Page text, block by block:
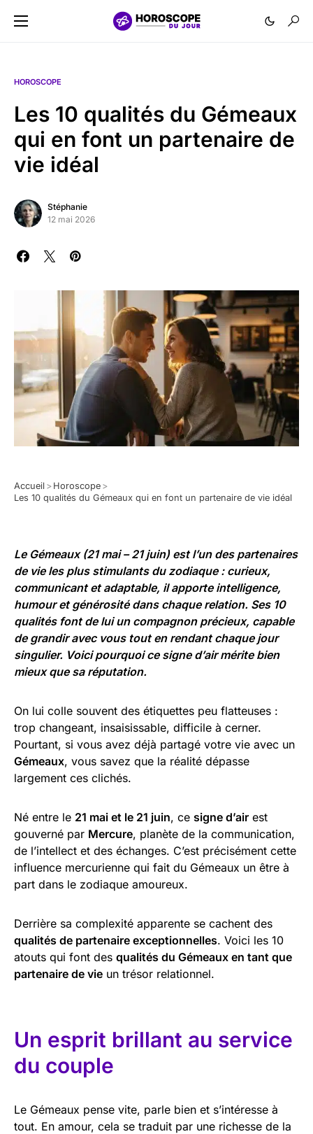
HOROSCOPE
Les 10 qualités du Gémeaux
qui en font un partenaire de
vie idéal
Stéphanie
12 mai 2026
Accueil > Horoscope >
Les 10 qualités du Gémeaux qui en font un partenaire de vie idéal
Le Gémeaux (21 mai – 21 juin) est l’un des partenaires
de vie les plus stimulants du zodiaque : curieux,
communicant et adaptable, il apporte intelligence,
humour et générosité dans chaque relation. Ses 10
qualités font de lui un compagnon précieux, capable
de grandir avec vous tout en rendant chaque jour
singulier. Voici pourquoi ce signe d’air mérite bien
mieux que sa réputation.
On lui colle souvent des étiquettes peu flatteuses :
trop changeant, insaisissable, difficile à cerner.
Pourtant, si vous avez déjà partagé votre vie avec un
Gémeaux, vous savez que la réalité dépasse
largement ces clichés.
Né entre le 21 mai et le 21 juin, ce signe d’air est
gouverné par Mercure, planète de la communication,
de l’intellect et des échanges. C’est précisément cette
influence mercurienne qui fait du Gémeaux un être à
part dans le zodiaque amoureux.
Derrière sa complexité apparente se cachent des
qualités de partenaire exceptionnelles. Voici les 10
atouts qui font des qualités du Gémeaux en tant que
partenaire de vie un trésor relationnel.
Un esprit brillant au service
du couple
Le Gémeaux pense vite, parle bien et s’intéresse à
tout. En amour, cela se traduit par une richesse de la